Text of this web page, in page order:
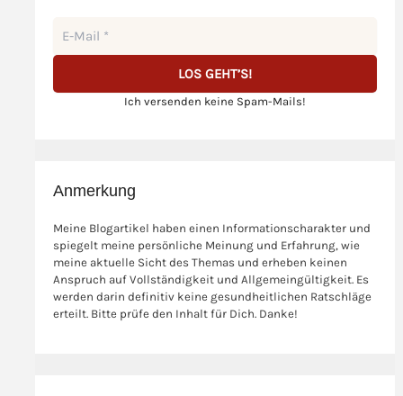
Ich versenden keine Spam-Mails!
Anmerkung
Meine Blogartikel haben einen Informationscharakter und
spiegelt meine persönliche Meinung und Erfahrung, wie
meine aktuelle Sicht des Themas und erheben keinen
Anspruch auf Vollständigkeit und Allgemeingültigkeit. Es
werden darin definitiv keine gesundheitlichen Ratschläge
erteilt. Bitte prüfe den Inhalt für Dich. Danke!